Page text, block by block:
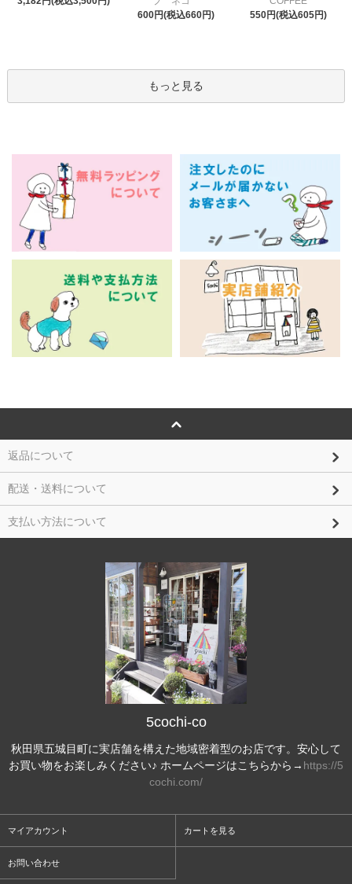
600円(税込660円)
550円(税込605円)
もっと見る
返品について
配送・送料について
支払い方法について
5cochi-co
秋田県五城目町に実店舗を構えた地域密着型のお店です。安心して
お買い物をお楽しみください♪ ホームページはこちらから→ https://5
cochi.com/
マイアカウント カートを見る
お問い合わせ